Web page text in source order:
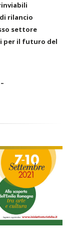
rilancio
settore
per il futuro del